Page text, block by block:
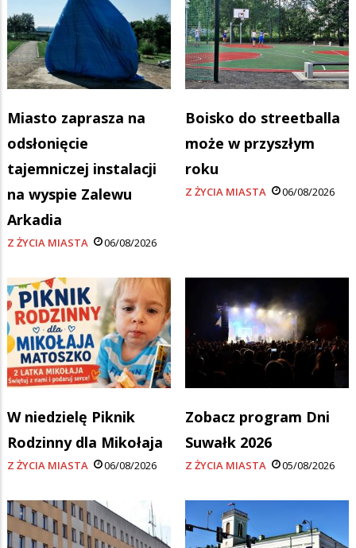
Miasto zaprasza na
odsłonięcie
tajemniczej instalacji
na wyspie Zalewu
Arkadia
Z ŻYCIA MIASTA 06/08/2026
Boisko do streetballa
może w przyszłym
roku
Z ŻYCIA MIASTA 06/08/2026
W niedzielę Piknik
Rodzinny dla Mikołaja
Z ŻYCIA MIASTA 06/08/2026
Zobacz program Dni
Suwałk 2026
Z ŻYCIA MIASTA 05/08/2026